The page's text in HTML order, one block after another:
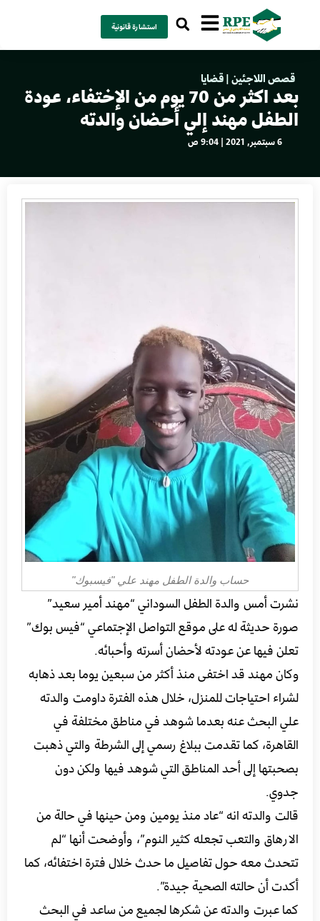
استشارة قانونية
قصص اللاجئين|قضايا
بعد اكثر من 70 يوم من الإختفاء، عودة
الطفل مهند إلي أحضان والدته
6 سبتمبر, 2021 | 9:04 ص
حساب والدة الطفل مهند علي "فيسبوك"
نشرت أمس والدة الطفل السوداني “مهند أمير سعيد”
صورة حديثة له على موقع التواصل الإجتماعي “فيس بوك”
تعلن فيها عن عودته لأحضان أسرته وأحبائه.
وكان مهند قد اختفى منذ أكثر من سبعين يوما بعد ذهابه
لشراء احتياجات للمنزل، خلال هذه الفترة داومت والدته
علي البحث عنه بعدما شوهد في مناطق مختلفة في
القاهرة، كما تقدمت ببلاغ رسمي إلى الشرطة والتي ذهبت
بصحبتها إلى أحد المناطق التي شوهد فيها ولكن دون
جدوي.
قالت والدته انه “عاد منذ يومين ومن حينها في حالة من
الارهاق والتعب تجعله كثير النوم”، وأوضحت أنها “لم
تتحدث معه حول تفاصيل ما حدث خلال فترة اختفائه، كما
أكدت أن حالته الصحية جيدة”.
كما عبرت والدته عن شكرها لجميع من ساعد في البحث